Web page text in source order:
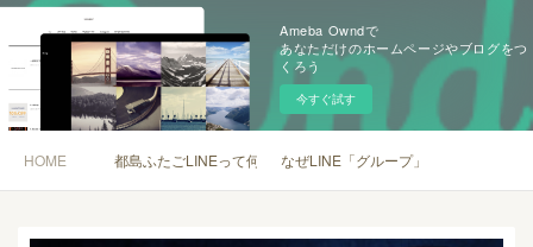
Ameba Owndで
あなただけのホームページやブログをつ
くろう
今すぐ試す
HOME 都島ふたごLINEって何？ なぜLINE「グループ」？